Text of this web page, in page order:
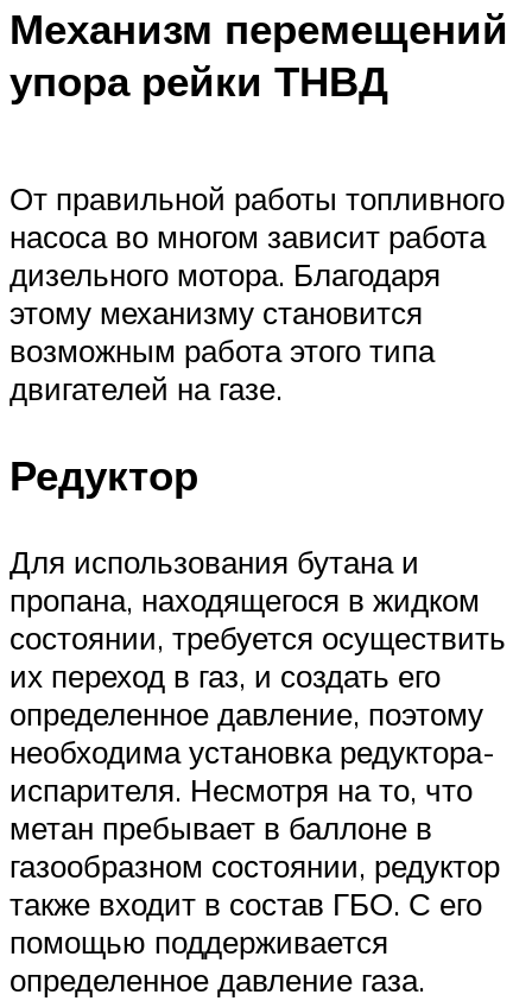
Механизм перемещений
упора рейки ТНВД
От правильной работы топливного
насоса во многом зависит работа
дизельного мотора. Благодаря
этому механизму становится
возможным работа этого типа
двигателей на газе.
Редуктор
Для использования бутана и
пропана, находящегося в жидком
состоянии, требуется осуществить
их переход в газ, и создать его
определенное давление, поэтому
необходима установка редуктора-
испарителя. Несмотря на то, что
метан пребывает в баллоне в
газообразном состоянии, редуктор
также входит в состав ГБО. С его
помощью поддерживается
определенное давление газа.